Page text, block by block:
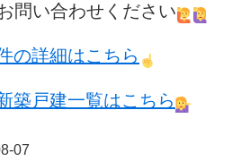
問い合わせください
の詳細はこちら
築戸建一覧はこちら
07